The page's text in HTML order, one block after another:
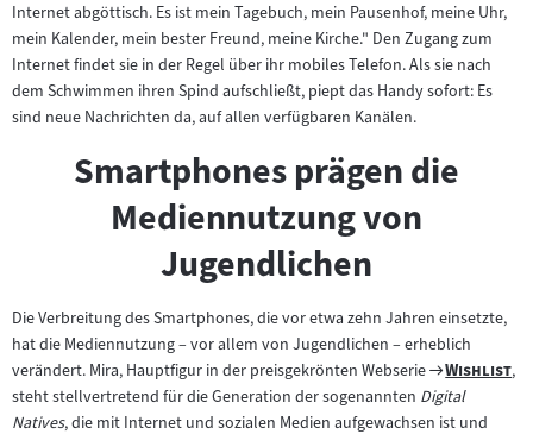
Internet abgöttisch. Es ist mein Tagebuch, mein Pausenhof, meine Uhr,
mein Kalender, mein bester Freund, meine Kirche." Den Zugang zum
Internet findet sie in der Regel über ihr mobiles Telefon. Als sie nach
dem Schwimmen ihren Spind aufschließt, piept das Handy sofort: Es
sind neue Nachrichten da, auf allen verfügbaren Kanälen.
Smartphones prägen die
Mediennutzung von
Jugendlichen
Die Verbreitung des Smartphones, die vor etwa zehn Jahren einsetzte,
hat die Mediennutzung – vor allem von Jugendlichen – erheblich
verändert. Mira, Hauptfigur in der preisgekrönten Webserie
Zum
Filmarchiv:
"
Wishlist",
steht stellvertretend für die Generation der sogenannten Digital
Natives, die mit Internet und sozialen Medien aufgewachsen ist und